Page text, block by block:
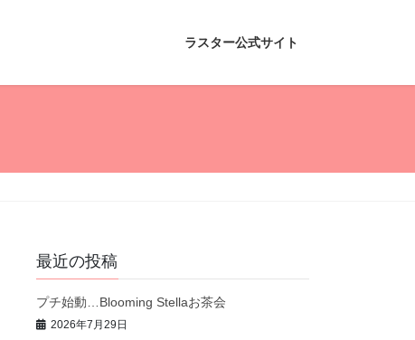
ラスター公式サイト
最近の投稿
プチ始動…Blooming Stellaお茶会
2026年7月29日